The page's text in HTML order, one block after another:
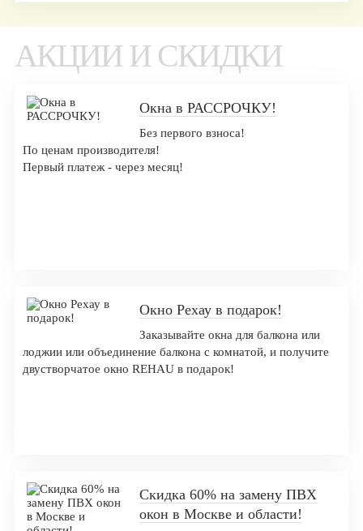
АКЦИИ И СКИДКИ
Окна в РАССРОЧКУ!
Без первого взноса!
По ценам производителя!
Первый платеж - через месяц!
Окно Рехау в подарок!
Заказывайте окна для балкона или
лоджии или объединение балкона с комнатой, и получите
двустворчатое окно REHAU в подарок!
Скидка 60% на замену ПВХ
окон в Москве и области!